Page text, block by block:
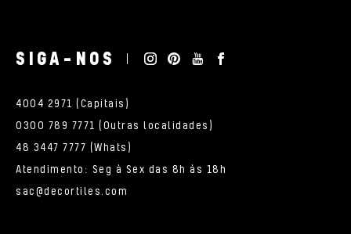
SIGA-NOS
4004 2971 (Capitais)
0300 789 7771 (Outras localidades)
48 3447 7777 (Whats)
Atendimento: Seg à Sex das 8h às 18h
sac@decortiles.com